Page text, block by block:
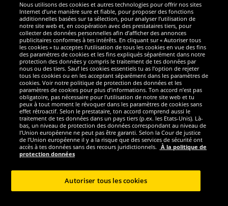
Sécurité
Nous sommes excellents
Réseaux sociaux
Nous utilisons des cookies et autres technologies pour offrir nos sites
Internet d’une manière sure et fiable, pour proposer des fonctions
additionnelles basées sur ta sélection, pour analyser l’utilisation de
notre site web et, en coopération avec des prestataires tiers, pour
collecter des données personnelles afin d’afficher des annonces
publicitaires conformes à tes intérêts. En cliquant sur « Autoriser tous
les cookies » tu acceptes l’utilisation de tous les cookies en vue des fins
des paramètres de cookies et les fins expliqués séparément dans notre
protection des données y compris le traitement de tes données par
nous ou des tiers. Sauf les cookies essentiels tu as l’option de rejeter
tous les cookies ou en les acceptant séparément dans les paramètres de
cookies. Voir notre politique de protection des données et les
paramètres de cookies pour plus d’informations. Ton accord n’est pas
obligatoire, pas nécessaire pour l’utilisation de notre site web et tu
peux à tout moment le révoquer dans les paramètres de cookies sans
effet rétroactif. Selon le prestataire, ton accord comprend aussi le
traitement de tes données dans un pays tiers (p.ex. les Etats-Unis). Là-
bas, un niveau de protection des données correspondant au niveau de
l’Union européenne ne peut pas être garanti. Selon la Cour de justice
de l’Union européenne il y a la risque que des services de sécurité ont
accès à tes données sans des recours juridictionnels. À la politique de
protection données
Autoriser tous les cookies